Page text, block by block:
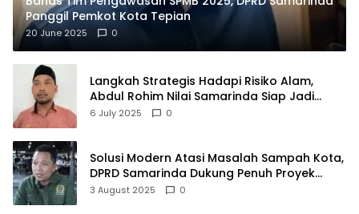
Panggil Pemkot Kota Tepian
20 June 2025 0
Langkah Strategis Hadapi Risiko Alam,
Abdul Rohim Nilai Samarinda Siap Jadi
Pusat Logistik Bencana Kalimantan
6 July 2025 0
Solusi Modern Atasi Masalah Sampah Kota,
DPRD Samarinda Dukung Penuh Proyek
PLTSA
3 August 2025 0